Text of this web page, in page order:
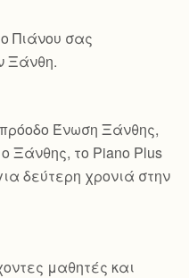
Πιάνου σας
Ξάνθη.
Ένωση Ξάνθης,
Ξάνθης, το Piano Plus
δεύτερη χρονιά στην
μαθητές και